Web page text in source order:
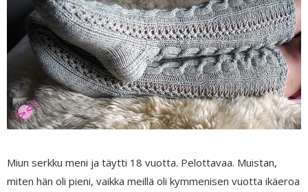
Miun serkku meni ja täytti 18 vuotta. Pelottavaa. Muistan,
miten hän oli pieni, vaikka meillä oli kymmenisen vuotta ikäeroa